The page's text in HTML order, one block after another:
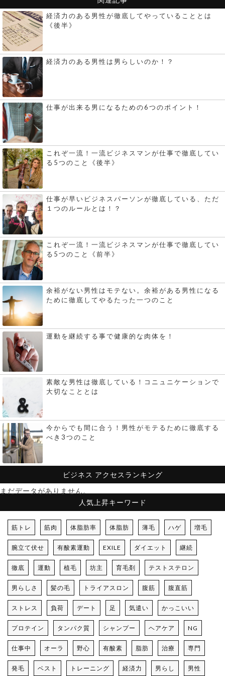
経済力のある男性が徹底してやっていることとは
《後半》
経済力のある男性は男らしいのか！？
仕事が出来る男になるための6つのポイント！
これぞ一流！一流ビジネスマンが仕事で徹底してい
る5つのこと《後半》
仕事が早いビジネスパーソンが徹底している、ただ
１つのルールとは！？
これぞ一流！一流ビジネスマンが仕事で徹底してい
る5つのこと《前半》
余裕がない男性はモテない。余裕がある男性になる
ために徹底してやるたった一つのこと
運動を継続する事で健康的な肉体を！
素敵な男性は徹底している！コニュニケーションで
大切なこととは
今からでも間に合う！男性がモテるために徹底する
べき3つのこと
ビジネス アクセスランキング
まだデータがありません。
人気上昇キーワード
筋トレ 筋肉 体脂肪率 体脂肪 薄毛 ハゲ 増毛
腕立て伏せ 有酸素運動 EXILE ダイエット 継続
徹底 運動 植毛 坊主 育毛剤 テストステロン
男らしさ 髪の毛 トライアスロン 腹筋 腹直筋
ストレス 負荷 デート 足 気遣い かっこいい
プロテイン タンパク質 シャンプー ヘアケア NG
仕事中 オーラ 野心 有酸素 脂肪 治療 専門
発毛 ベスト トレーニング 経済力 男らし 男性